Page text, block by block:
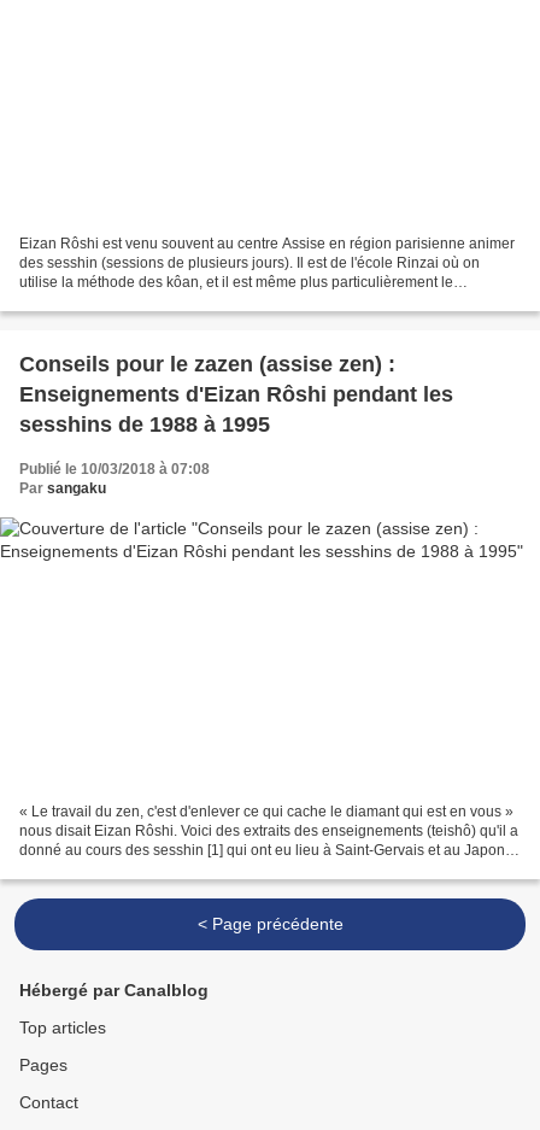
Eizan Rôshi est venu souvent au centre Assise en région parisienne animer
des sesshin (sessions de plusieurs jours). Il est de l'école Rinzai où on
utilise la méthode des kôan, et il est même plus particulièrement le
Conseils pour le zazen (assise zen) :
Enseignements d'Eizan Rôshi pendant les
sesshins de 1988 à 1995
Publié le 10/03/2018 à 07:08
Par sangaku
« Le travail du zen, c'est d'enlever ce qui cache le diamant qui est en vous »
nous disait Eizan Rôshi. Voici des extraits des enseignements (teishô) qu'il a
donné au cours des sesshin [1] qui ont eu lieu à Saint-Gervais et au Japon
< Page précédente
Hébergé par Canalblog
Top articles
Pages
Contact